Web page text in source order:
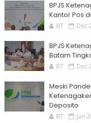
BPJS
Kantor Pos
BT Dec
BPJS
Batam
BT Dec
Meski
Deposito
BT Jan